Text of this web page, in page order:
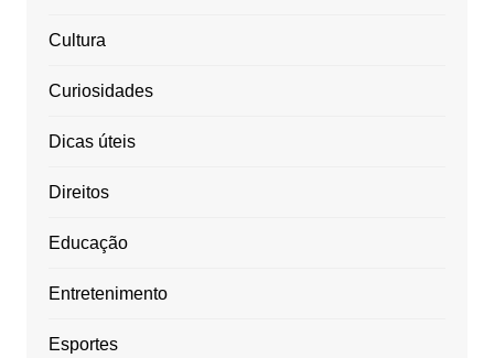
Cultura
Curiosidades
Dicas úteis
Direitos
Educação
Entretenimento
Esportes